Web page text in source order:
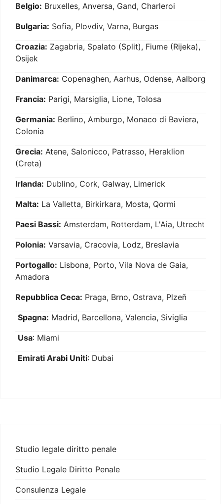
Belgio: Bruxelles, Anversa, Gand, Charleroi
Bulgaria: Sofia, Plovdiv, Varna, Burgas
Croazia: Zagabria, Spalato (Split), Fiume (Rijeka),
Osijek
Danimarca: Copenaghen, Aarhus, Odense, Aalborg
Francia: Parigi, Marsiglia, Lione, Tolosa
Germania: Berlino, Amburgo, Monaco di Baviera,
Colonia
Grecia: Atene, Salonicco, Patrasso, Heraklion
(Creta)
Irlanda: Dublino, Cork, Galway, Limerick
Malta: La Valletta, Birkirkara, Mosta, Qormi
Paesi Bassi: Amsterdam, Rotterdam, L'Aia, Utrecht
Polonia: Varsavia, Cracovia, Lodz, Breslavia
Portogallo: Lisbona, Porto, Vila Nova de Gaia,
Amadora
Repubblica Ceca: Praga, Brno, Ostrava, Plzeň
Spagna: Madrid, Barcellona, Valencia, Siviglia
Usa: Miami
Emirati Arabi Uniti: Dubai
Studio legale diritto penale
Studio Legale Diritto Penale
Consulenza Legale